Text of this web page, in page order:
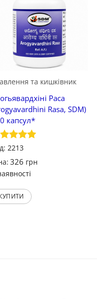
та кишківник
Раса
Rasa, SDM)
капсул*
в
2213
326 грн